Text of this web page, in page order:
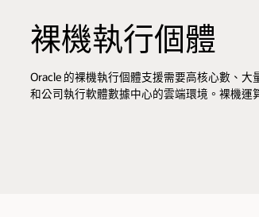
裸機執行個體
Oracle 的裸機執行個體支援需要高核心數、
和公司執行軟體數據中心的雲端環境。裸機運